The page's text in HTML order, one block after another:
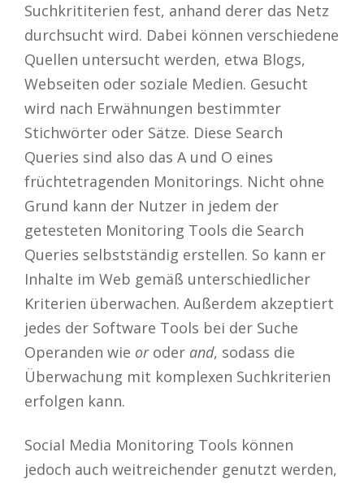
Suchkrititerien fest, anhand derer das Netz
durchsucht wird. Dabei können verschiedene
Quellen untersucht werden, etwa Blogs,
Webseiten oder soziale Medien. Gesucht
wird nach Erwähnungen bestimmter
Stichwörter oder Sätze. Diese Search
Queries sind also das A und O eines
früchtetragenden Monitorings. Nicht ohne
Grund kann der Nutzer in jedem der
getesteten Monitoring Tools die Search
Queries selbstständig erstellen. So kann er
Inhalte im Web gemäß unterschiedlicher
Kriterien überwachen. Außerdem akzeptiert
jedes der Software Tools bei der Suche
Operanden wie oroder and, sodass die
Überwachung mit komplexen Suchkriterien
erfolgen kann.
Social Media Monitoring Tools können
jedoch auch weitreichender genutzt werden,